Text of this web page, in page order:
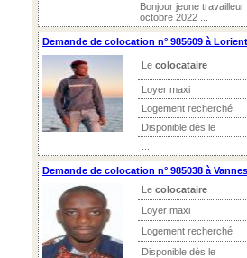
Bonjour jeune
octobre 2022 ...
Demande de colocation n° 985609 à Lorient
Le colocataire
Loyer maxi
Logement recherché
Disponible dès le
Demande de colocation n° 985038 à Vannes
Le colocataire
Loyer maxi
Logement recherché
Disponible dès le